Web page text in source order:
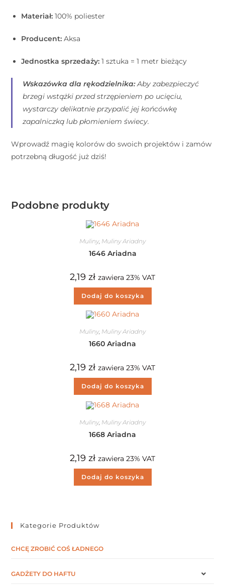
Materiał: 100% poliester
Producent: Aksa
Jednostka sprzedaży: 1 sztuka = 1 metr bieżący
Wskazówka dla rękodzielnika:Aby zabezpieczyć
brzegi wstążki przed strzępieniem po ucięciu,
wystarczy delikatnie przypalić jej końcówkę
zapalniczką lub płomieniem świecy.
Wprowadź magię kolorów do swoich projektów i zamów
potrzebną długość już dziś!
Podobne produkty
Muliny, Muliny Ariadny
1646 Ariadna
2,19 zł zawiera 23% VAT
Dodaj do koszyka
Muliny, Muliny Ariadny
1660 Ariadna
2,19 zł zawiera 23% VAT
Dodaj do koszyka
Muliny, Muliny Ariadny
1668 Ariadna
2,19 zł zawiera 23% VAT
Dodaj do koszyka
Kategorie Produktów
CHCĘ ZROBIĆ COŚ ŁADNEGO
GADŻETY DO HAFTU